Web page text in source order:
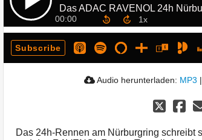
Das ADAC RAVENOL 24h
00:00
Subscribe
Audio herunterladen: MP3 |
Das 24h-Rennen am Nürburgring schreibt